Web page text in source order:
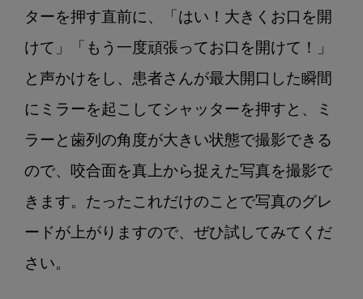
ターを押す直前に、「はい！大きくお口を開
けて」「もう一度頑張ってお口を開けて！」
と声かけをし、患者さんが最大開口した瞬間
にミラーを起こしてシャッターを押すと、ミ
ラーと歯列の角度が大きい状態で撮影できる
ので、咬合面を真上から捉えた写真を撮影で
きます。たったこれだけのことで写真のグレ
ードが上がりますので、ぜひ試してみてくだ
さい。